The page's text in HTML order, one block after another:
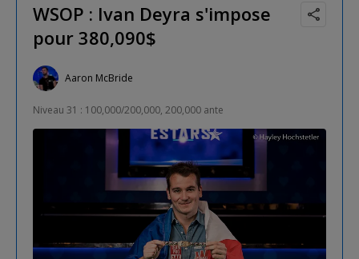
WSOP : Ivan Deyra s'impose
pour 380,090$
Aaron McBride
Niveau 31 : 100,000/200,000, 200,000 ante